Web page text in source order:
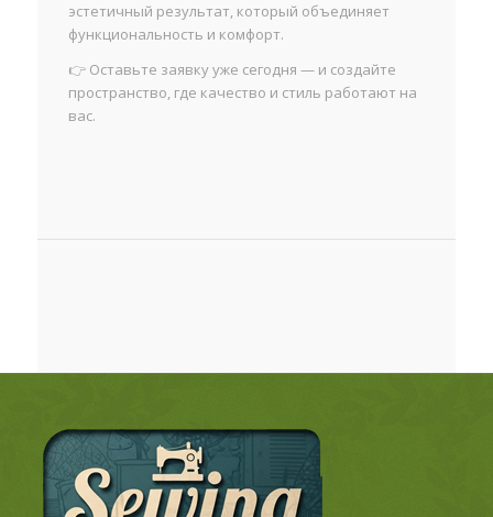
эстетичный результат, который объединяет
функциональность и комфорт.
👉 Оставьте заявку уже сегодня — и создайте
пространство, где качество и стиль работают на
вас.